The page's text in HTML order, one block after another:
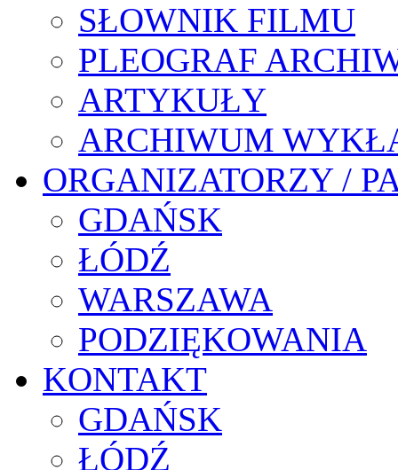
SŁOWNIK FILMU
PLEOGRAF
ARTYKUŁY
ARCHIWUM
ORGANIZATORZY /
GDAŃSK
ŁÓDŹ
WARSZAWA
PODZIĘKOWANIA
KONTAKT
GDAŃSK
ŁÓDŹ